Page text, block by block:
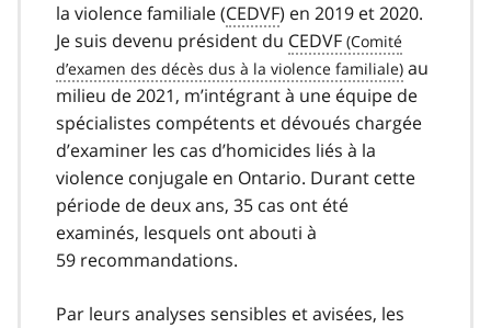
la violence familiale (CEDVF) en 2019 et 2020.
Je suis devenu président du CEDVF
au
milieu de 2021, m’intégrant à une équipe de
spécialistes compétents et dévoués chargée
d’examiner les cas d’homicides liés à la
violence conjugale en Ontario. Durant cette
période de deux ans, 35 cas ont été
examinés, lesquels ont abouti à
59 recommandations.
Par leurs analyses sensibles et avisées, les